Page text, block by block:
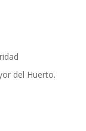
del Huerto.